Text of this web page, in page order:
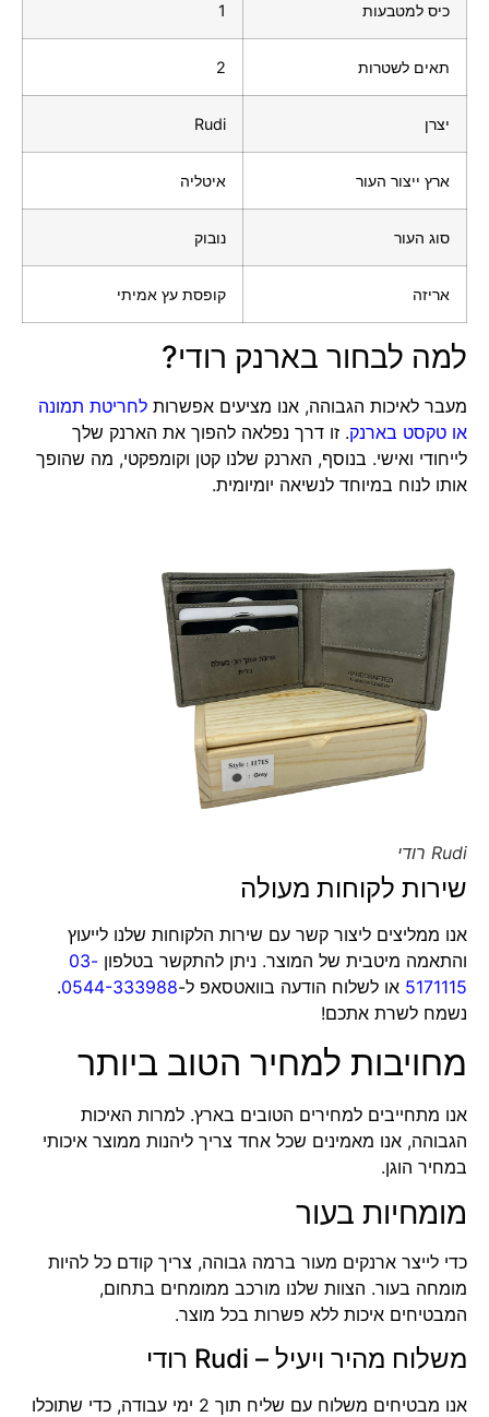
כיס למטבעות 1
תאים לשטרות 2
יצרן Rudi
ארץ ייצור העור איטליה
סוג העור נובוק
אריזה קופסת עץ אמיתי
למה לבחור בארנק רודי?
מעבר לאיכות הגבוהה, אנו מציעים אפשרות לחריטת תמונה
או טקסט בארנק. זו דרך נפלאה להפוך את הארנק שלך
לייחודי ואישי. בנוסף, הארנק שלנו קטן וקומפקטי, מה שהופך
אותו לנוח במיוחד לנשיאה יומיומית.
Rudi רודי
שירות לקוחות מעולה
אנו ממליצים ליצור קשר עם שירות הלקוחות שלנו לייעוץ
והתאמה מיטבית של המוצר. ניתן להתקשר בטלפון 03-
5171115 או לשלוח הודעה בוואטסאפ ל-0544-333988
.
נשמח לשרת אתכם!
מחויבות למחיר הטוב ביותר
אנו מתחייבים למחירים הטובים בארץ. למרות האיכות
הגבוהה, אנו מאמינים שכל אחד צריך ליהנות ממוצר איכותי
במחיר הוגן.
מומחיות בעור
כדי לייצר ארנקים מעור ברמה גבוהה, צריך קודם כל להיות
מומחה בעור. הצוות שלנו מורכב ממומחים בתחום,
המבטיחים איכות ללא פשרות בכל מוצר.
משלוח מהיר ויעיל – Rudi רודי
אנו מבטיחים משלוח עם שליח תוך 2 ימי עבודה, כדי שתוכלו